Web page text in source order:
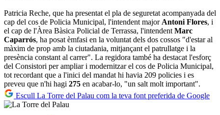
Patricia Reche, que ha presentat el pla de seguretat acompanyada del
cap del cos de Policia Municipal, l'intendent major Antoni Flores, i
el cap de l'Àrea Bàsica Policial de Terrassa, l'intendent Marc
Caparrós, ha posat èmfasi en la voluntat dels dos cossos "d'estar al
màxim de prop amb la ciutadania, mitjançant el patrullatge i la
presència constant al carrer". La regidora també ha destacat l'esforç
del Consistori per ampliar i modernitzar el cos de Policia Municipal,
tot recordant que a l'inici del mandat hi havia 209 policies i es
preveu que n'hi hagi 275 en acabar-lo, "un salt molt important".
Escull La Torre del Palau com la teva font preferida de Google